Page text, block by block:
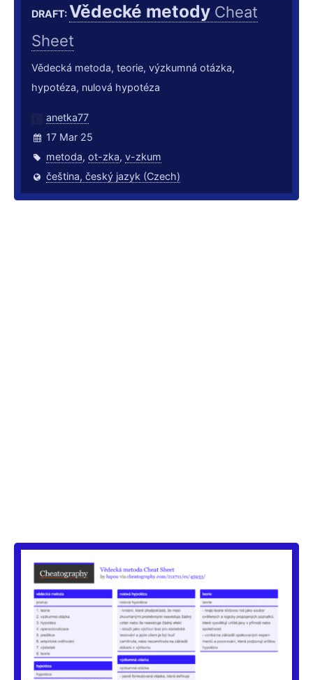
DRAFT:Vědecké metody Cheat
Sheet
Vědecká metoda, teorie, výzkumná otázka,
hypotéza, nulová hypotéza
anetka77
17 Mar 25
metoda, ot-zka, v-zkum
čeština, český jazyk (Czech)